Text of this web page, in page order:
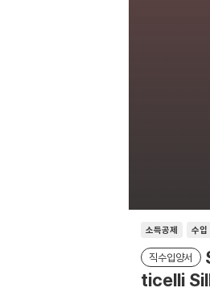
소득공제 수입
직수입양서
ticelli